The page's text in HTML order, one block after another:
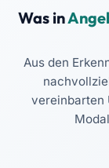
Was in
Aus den
vereinbarten